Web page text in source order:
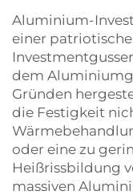
Aluminium-
einer
dem
Gründen
die Festigkeit
oder eine zu
Heißrissbildung
massiven